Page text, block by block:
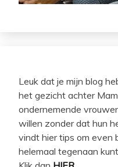
Leuk dat je mijn blog
het gezicht achter
ondernemende
willen zonder dat hun
vindt hier tips om even
helemaal tegenaan